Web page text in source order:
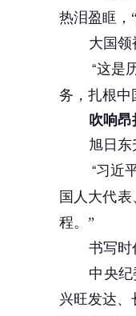
热泪盈眶，
大国
“这是
务，扎根中
吹响
旭日
“习近
国人大代
程。”
书写时
中央
兴旺发达